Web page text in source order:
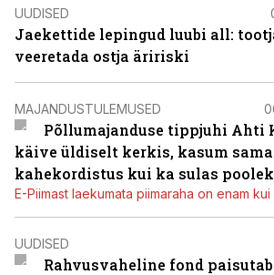
UUDISED
Jaekettide lepingud luubi all:
veeretada ostja äririski
MAJANDUSTULEMUSED
Põllumajanduse tippjuhi Ahti
käive üldiselt kerkis, kasum
kahekordistus kui ka sulas
E-Piimast laekumata piimaraha on enam
UUDISED
Rahvusvaheline fond paisutab